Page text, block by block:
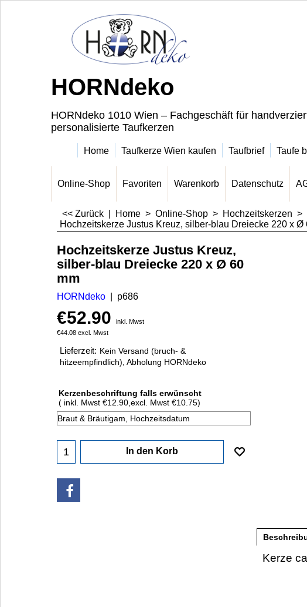
HORNdeko
HORNdeko 1010 Wien – Fachgeschäft für
personalisierte Taufkerzen
Home Taufkerze Wien kaufen Taufbrief Taufe
Online-Shop Favoriten Warenkorb Datenschutz
<< Zurück Home > Online-Shop > Hochzeitskerzen >
Hochzeitskerze Justus Kreuz, silber-blau Dreiecke 220 x Ø
Hochzeitskerze Justus Kreuz,
silber-blau Dreiecke 220 x Ø 60
mm
HORNdeko p686
€52.90
inkl. Mwst
€44.08 excl. Mwst
Lieferzeit: Kein Versand (bruch- &
hitzeempfindlich), Abholung HORNdeko
Kerzenbeschriftung falls erwünscht
( inkl. Mwst €12.90,excl. Mwst €10.75)
In den Korb
Kerze